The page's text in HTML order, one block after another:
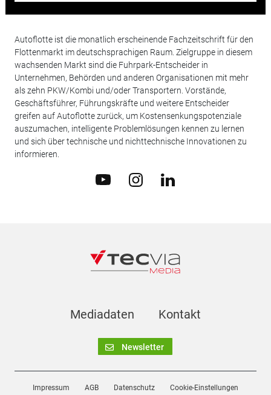
Autoflotte ist die monatlich erscheinende Fachzeitschrift für den
Flottenmarkt im deutschsprachigen Raum. Zielgruppe in diesem
wachsenden Markt sind die Fuhrpark-Entscheider in
Unternehmen, Behörden und anderen Organisationen mit mehr
als zehn PKW/Kombi und/oder Transportern. Vorstände,
Geschäftsführer, Führungskräfte und weitere Entscheider
greifen auf Autoflotte zurück, um Kostensenkungspotenziale
auszumachen, intelligente Problemlösungen kennen zu lernen
und sich über technische und nichttechnische Innovationen zu
informieren.
Mediadaten Kontakt
Newsletter
Impressum AGB Datenschutz Cookie-Einstellungen